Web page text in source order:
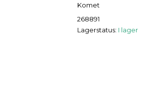
Komet
268891
Lagerstatus: I lager